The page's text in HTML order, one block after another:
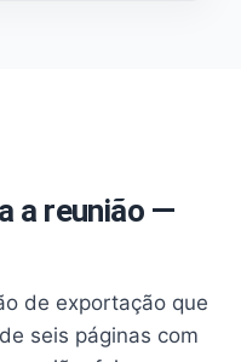
a reunião —
de exportação que
seis páginas com